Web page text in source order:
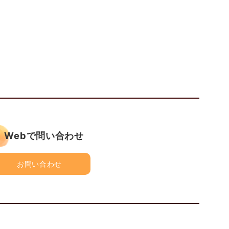
Webで問い合わせ
お問い合わせ